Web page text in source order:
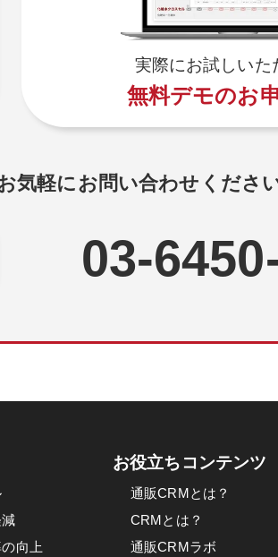
実際にお試しいた
無料デモのお
気軽にお問い合わせくださ
03-
の向上
お役立ちコンテンツ
通販CRMとは？
CRMとは？
通販CRMラボ